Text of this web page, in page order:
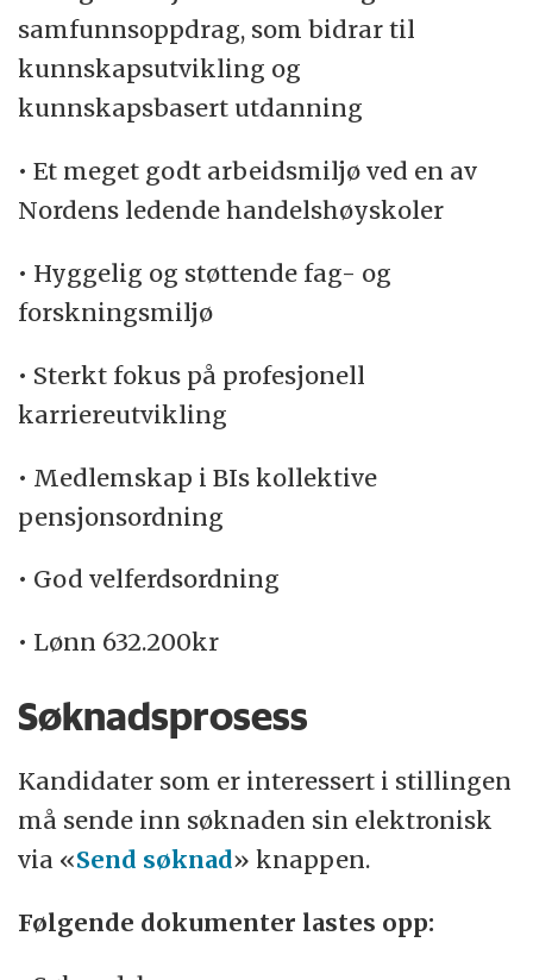
samfunnsoppdrag, som bidrar til
kunnskapsutvikling og
kunnskapsbasert utdanning
• Et meget godt arbeidsmiljø ved en av
Nordens ledende handelshøyskoler
• Hyggelig og støttende fag- og
forskningsmiljø
• Sterkt fokus på profesjonell
karriereutvikling
• Medlemskap i BIs kollektive
pensjonsordning
• God velferdsordning
• Lønn 632.200kr
Søknadsprosess
Kandidater som er interessert i stillingen
må sende inn søknaden sin elektronisk
via «Send søknad» knappen.
Følgende dokumenter lastes opp: